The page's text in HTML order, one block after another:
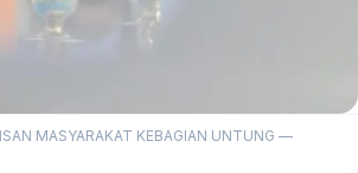
MASYARAKAT KEBAGIAN UNTUNG —